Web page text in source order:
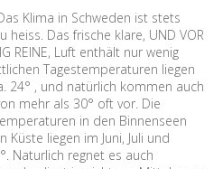
Klima in Schweden ist stets
heiss. Das frische klare, UND VOR
REINE, Luft enthält nur wenig
Tagestemperaturen liegen
24° , und natürlich kommen auch
mehr als 30° oft vor. Die
in den Binnenseen
liegen im Juni, Juli und
Naturlich regnet es auch